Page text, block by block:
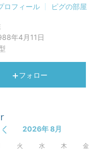
ロフィール
ピグの部屋
年4月11日
フォロー
2026年 8月
火 水 木 金